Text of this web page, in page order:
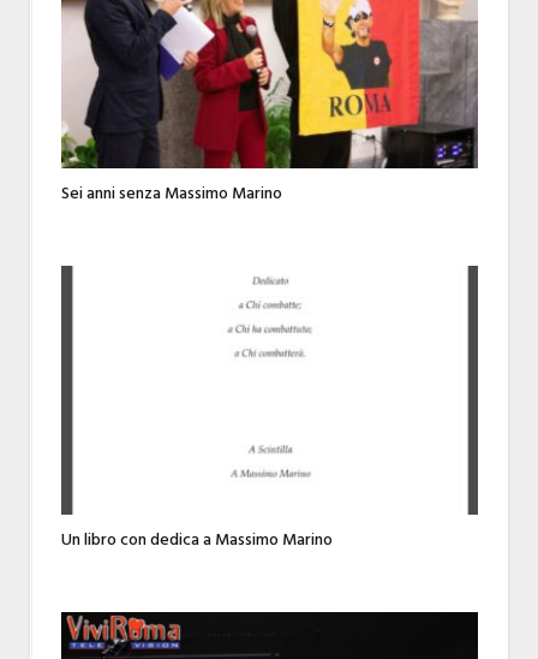
Sei anni senza Massimo Marino
Un libro con dedica a Massimo Marino